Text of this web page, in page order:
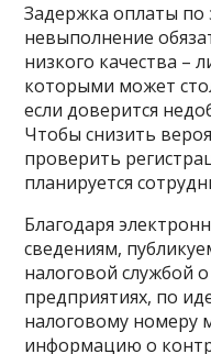
Задержка оплаты
невыполнение
низкого качества –
которыми может
если доверится
Чтобы снизить
проверить
планируется
Благодаря
сведениям,
налоговой службой
предприятиях, по
налоговому номеру
информацию о